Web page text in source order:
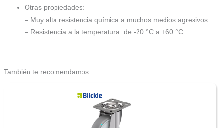
Otras propiedades:
– Muy alta resistencia química a muchos medios agresivos.
– Resistencia a la temperatura: de -20 °C a +60 °C.
También te recomendamos…